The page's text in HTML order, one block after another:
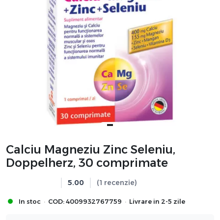
Calciu Magneziu Zinc Seleniu,
Doppelherz, 30 comprimate
5.00 (1 recenzie)
In stoc · COD: 4009932767759 · Livrare in 2-5 zile